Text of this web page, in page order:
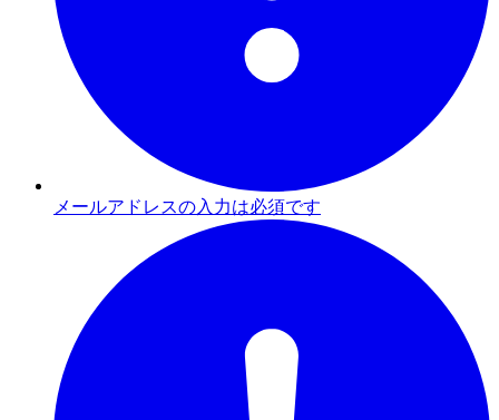
メールアドレスの入力は必須です